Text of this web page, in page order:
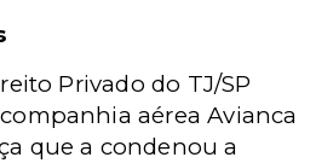
Privado do TJ/SP
aérea Avianca
que a condenou a